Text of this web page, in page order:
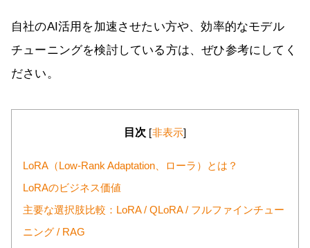
自社のAI活用を加速させたい方や、効率的なモデル
チューニングを検討している方は、ぜひ参考にしてく
ださい。
目次 [非表示]
LoRA（Low-Rank Adaptation、ローラ）とは？
LoRAのビジネス価値
主要な選択肢比較：LoRA / QLoRA / フルファインチュー
ニング / RAG